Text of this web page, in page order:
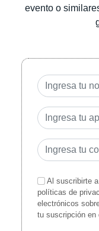
evento o
Al suscribirte
políticas de
electrónicos
tu suscripción en